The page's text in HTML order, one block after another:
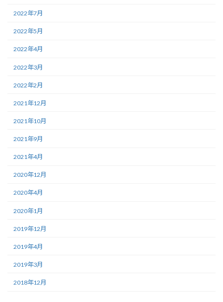
2022年7月
2022年5月
2022年4月
2022年3月
2022年2月
2021年12月
2021年10月
2021年9月
2021年4月
2020年12月
2020年4月
2020年1月
2019年12月
2019年4月
2019年3月
2018年12月